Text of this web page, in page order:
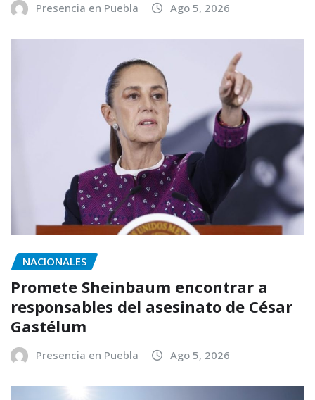
Presencia en Puebla Ago 5, 2026
NACIONALES
Promete Sheinbaum encontrar a
responsables del asesinato de César
Gastélum
Presencia en Puebla Ago 5, 2026